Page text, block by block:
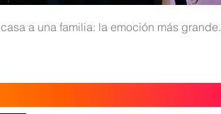
a una familia: la emoción más grande.